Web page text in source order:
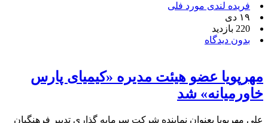
فریده لندی مورد فلی
۱۹ دی
220 بازدید
بدون دیدگاه
مهرپویا عضو هیئت مدیره «کیمیای پارس
خاورمیانه» شد
علی مهرپویا بعنوان نماینده شرکت سرمایه گذاری تدبیر فرهنگیان